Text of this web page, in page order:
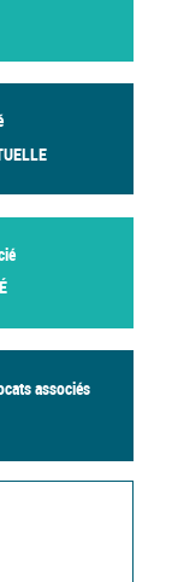
associés